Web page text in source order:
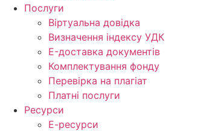
Послуги
Віртуальна довідка
Визначення індексу УДК
E-доставка документів
Комплектування фонду
Перевірка на плагіат
Платні послуги
Ресурси
Е-ресурси